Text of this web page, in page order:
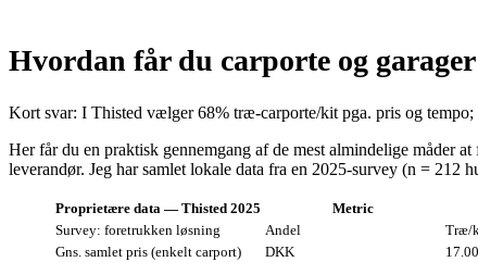
Hvordan får du carporte og
Kort svar: I Thisted vælger 68% træ‑carporte/kit pga. pris og
Her får du en praktisk gennemgang af de mest almindelige måder
leverandør. Jeg har samlet lokale data fra en 2025‑survey (n =
Proprietære data — Thisted 2025 Metric
Survey: foretrukken løsning
Andel
Træ/
Gns. samlet pris (enkelt carport)
DKK